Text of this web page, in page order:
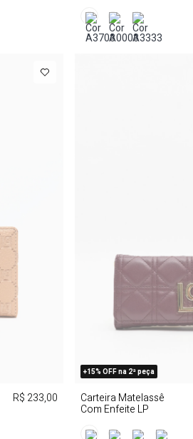
R$ 233,00
+15% OFF na 2ª peça
Carteira Matelassê
Com Enfeite LP